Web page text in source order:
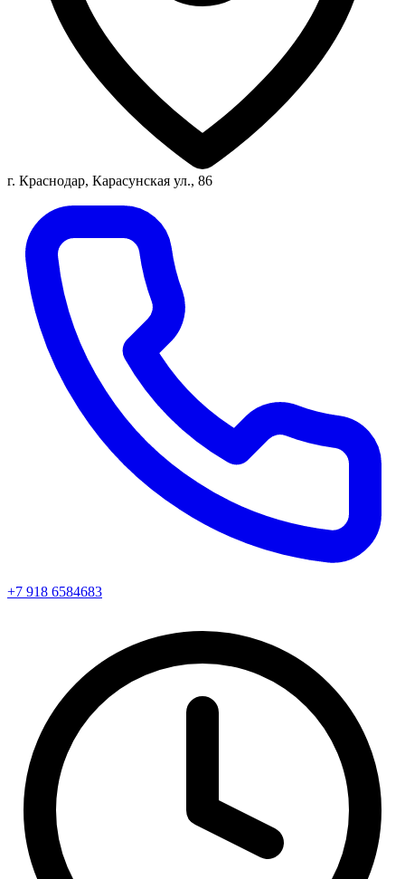
г. Краснодар, Карасунская ул., 86
+7 918 6584683